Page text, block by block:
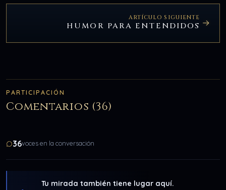
ARTÍCULO SIGUIENTE
HUMOR PARA ENTENDIDOS
PARTICIPACIÓN
Comentarios (36)
36voces en la conversación
Tu mirada también tiene lugar aquí.